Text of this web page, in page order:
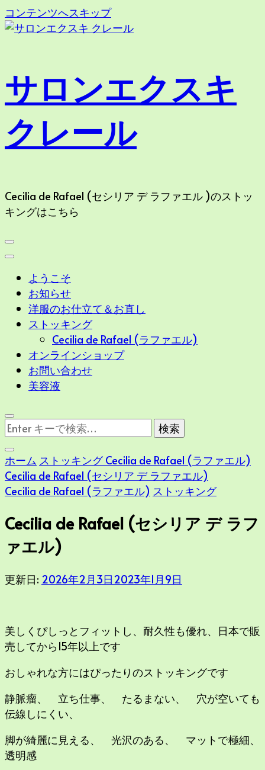
コンテンツへスキップ
サロンエクスキ
クレール
Cecilia de Rafael (セシリア デ ラファエル )のストッ
キングはこちら
ようこそ
お知らせ
洋服のお仕立て＆お直し
ストッキング
Cecilia de Rafael (ラファエル)
オンラインショップ
お問い合わせ
美容液
な
に
か
お
探
で
す
か
ホーム ストッキングCecilia de Rafael (ラファエル)
Cecilia de Rafael (セシリア デ ラファエル)
Cecilia de Rafael (ラファエル) ストッキング
Cecilia de Rafael (セシリア デ ラフ
ァエル)
更新日: 2026年2月3日2023年1月9日
美しくぴしっとフィットし、耐久性も優れ、日本で販
売してから15年以上です
おしゃれな方にはぴったりのストッキングです
静脈瘤、 立ち仕事、 たるまない、 穴が空いても
伝線しにくい、
脚が綺麗に見える、 光沢のある、 マットで極細、
透明感